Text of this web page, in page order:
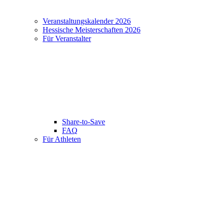
Veranstaltungskalender 2026
Hessische Meisterschaften 2026
Für Veranstalter
Share-to-Save
FAQ
Für Athleten